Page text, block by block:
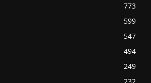
773
599
547
494
249